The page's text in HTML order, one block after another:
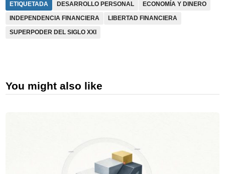
ETIQUETADA DESARROLLO PERSONAL
ECONOMÍA Y DINERO
INDEPENDENCIA FINANCIERA
LIBERTAD FINANCIERA
SUPERPODER DEL SIGLO XXI
You might also like